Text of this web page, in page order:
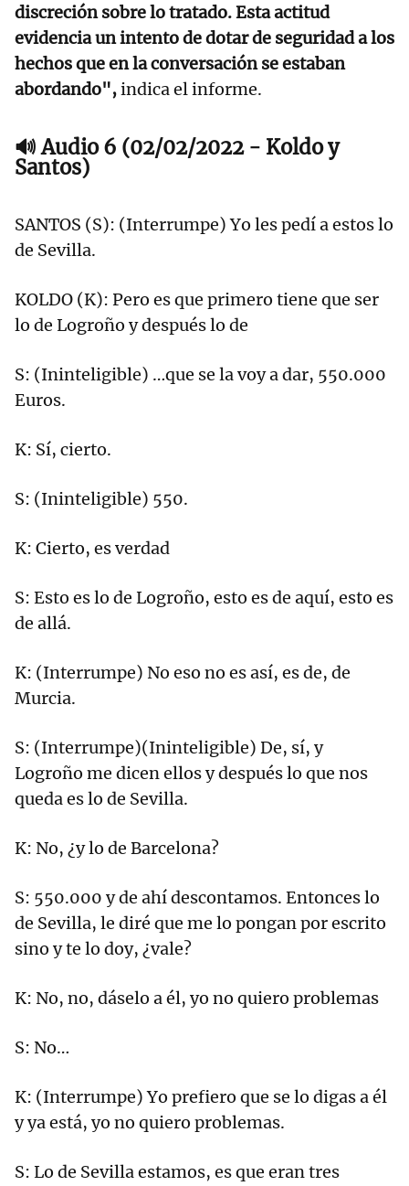
discreción sobre lo tratado. Esta actitud
evidencia un intento de dotar de seguridad a los
hechos que en la conversación se estaban
abordando",indica el informe.
🔊 Audio 6 (02/02/2022 - Koldo y
Santos)
SANTOS (S): (Interrumpe) Yo les pedí a estos lo
de Sevilla.
KOLDO (K): Pero es que primero tiene que ser
lo de Logroño y después lo de
S: (Ininteligible) …que se la voy a dar, 550.000
Euros.
K: Sí, cierto.
S: (Ininteligible) 550.
K: Cierto, es verdad
S: Esto es lo de Logroño, esto es de aquí, esto es
de allá.
K: (Interrumpe) No eso no es así, es de, de
Murcia.
S: (Interrumpe)(Ininteligible) De, sí, y
Logroño me dicen ellos y después lo que nos
queda es lo de Sevilla.
K: No, ¿y lo de Barcelona?
S: 550.000 y de ahí descontamos. Entonces lo
de Sevilla, le diré que me lo pongan por escrito
sino y te lo doy, ¿vale?
K: No, no, dáselo a él, yo no quiero problemas
S: No…
K: (Interrumpe) Yo prefiero que se lo digas a él
y ya está, yo no quiero problemas.
S: Lo de Sevilla estamos, es que eran tres